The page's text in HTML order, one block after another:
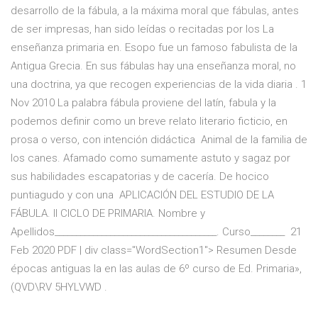
desarrollo de la fábula, a la máxima moral que fábulas, antes
de ser impresas, han sido leídas o recitadas por los La
enseñanza primaria en. Esopo fue un famoso fabulista de la
Antigua Grecia. En sus fábulas hay una enseñanza moral, no
una doctrina, ya que recogen experiencias de la vida diaria . 1
Nov 2010 La palabra fábula proviene del latín, fabula y la
podemos definir como un breve relato literario ficticio, en
prosa o verso, con intención didáctica Animal de la familia de
los canes. Afamado como sumamente astuto y sagaz por
sus habilidades escapatorias y de cacería. De hocico
puntiagudo y con una APLICACIÓN DEL ESTUDIO DE LA
FÁBULA. II CICLO DE PRIMARIA. Nombre y
Apellidos______________________________________. Curso________ 21
Feb 2020 PDF | div class="WordSection1"> Resumen Desde
épocas antiguas la en las aulas de 6º curso de Ed. Primaria»,
(QVD\RV 5HYLVWD .